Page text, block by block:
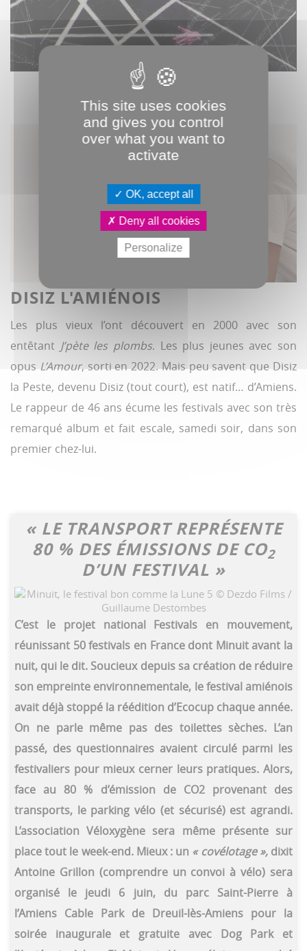
DISIZ L'AMIÉNOIS
Les plus vieux l’ont découvert en 2000 avec son
entêtant J’pète les plombs. Les plus jeunes avec son
opus L’Amour, sorti en 2022. Mais peu savent que Disiz
la Peste, devenu Disiz (tout court), est natif… d’Amiens.
Le rappeur de 46 ans écume les festivals avec son très
remarqué album et fait escale, samedi soir, dans son
premier chez-lui.
« LE TRANSPORT REPRÉSENTE
80 % DES ÉMISSIONS DE CO2
D’UN FESTIVAL »
C’est le projet national Festivals en mouvement,
réunissant 50 festivals en France dont Minuit avant la
nuit, qui le dit. Soucieux depuis sa création de réduire
son empreinte environnementale, le festival amiénois
avait déjà stoppé la réédition d’Ecocup chaque année.
On ne parle même pas des toilettes sèches. L’an
passé, des questionnaires avaient circulé parmi les
festivaliers pour mieux cerner leurs pratiques. Alors,
face au 80 % d’émission de CO2 provenant des
transports, le parking vélo (et sécurisé) est agrandi.
L’association Véloxygène sera même présente sur
place tout le week-end. Mieux : un « covélotage »,dixit
Antoine Grillon (comprendre un convoi à vélo) sera
organisé le jeudi 6 juin, du parc Saint-Pierre à
l’Amiens Cable Park de Dreuil-lès-Amiens pour la
soirée inaugurale et gratuite avec Dog Park et
This site uses cookies
and gives you control
over what you want to
activate
OK, accept all
Deny all cookies
Personalize